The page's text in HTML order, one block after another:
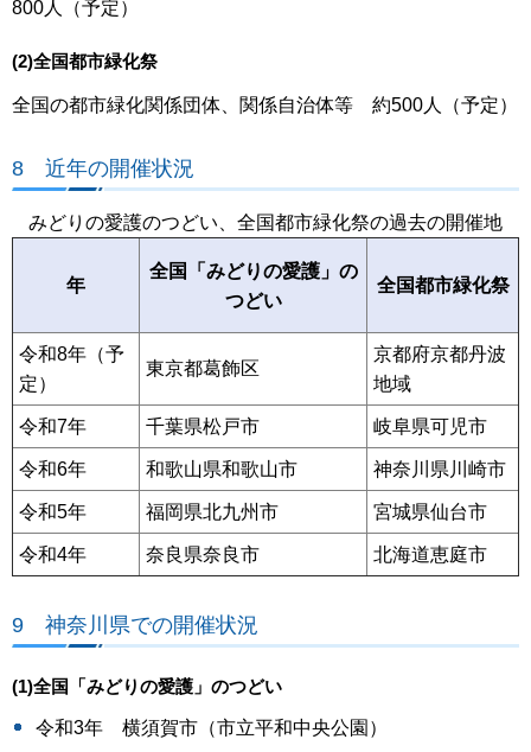
800人（予定）
(2)全国都市緑化祭
全国の都市緑化関係団体、関係自治体等 約500人（予定）
8 近年の開催状況
みどりの愛護のつどい、全国都市緑化祭の過去の開催地
年
全国「みどりの愛護」の
つどい
全国都市緑化祭
令和8年（予
定）
東京都葛飾区
京都府京都丹波
地域
令和7年 千葉県松戸市 岐阜県可児市
令和6年 和歌山県和歌山市 神奈川県川崎市
令和5年 福岡県北九州市 宮城県仙台市
令和4年 奈良県奈良市 北海道恵庭市
9 神奈川県での開催状況
(1)全国「みどりの愛護」のつどい
令和3年 横須賀市（市立平和中央公園）